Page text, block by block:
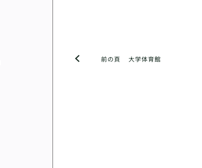
前の頁 大学体育館